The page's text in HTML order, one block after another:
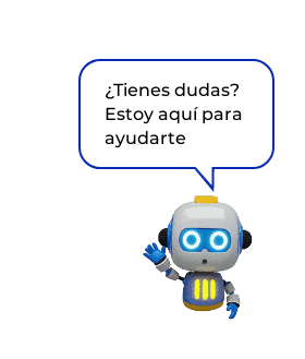
¿Tienes dudas?
Estoy aquí para
ayudarte